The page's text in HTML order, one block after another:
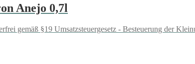
Anejo 0,7l
gemäß §19 Umsatzsteuergesetz - Besteuerung der